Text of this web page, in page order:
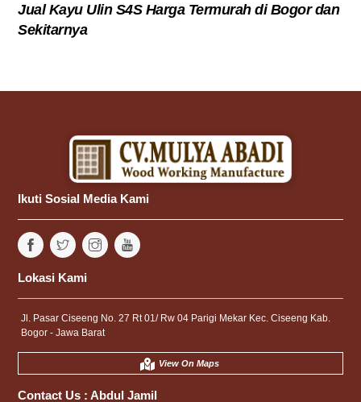
Jual Kayu Ulin S4S Harga Termurah di Bogor dan
Sekitarnya
Ikuti Sosial Media Kami
Lokasi Kami
Jl. Pasar Ciseeng No. 27 Rt 01/ Rw 04 Parigi Mekar Kec. Ciseeng Kab.
Bogor - Jawa Barat
View On Maps
Contact Us :Abdul Jamil